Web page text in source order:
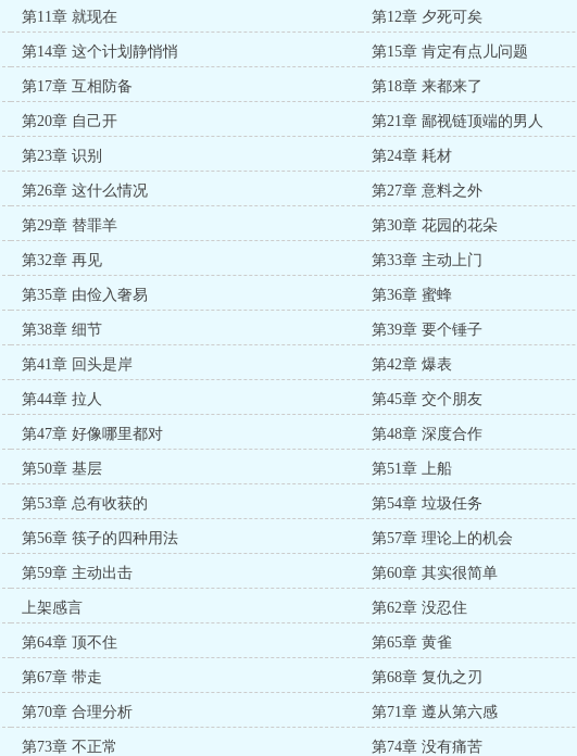
第11章 就现在 第12章 夕死可矣
第14章 这个计划静悄悄 第15章 肯定有点儿问题
第17章 互相防备 第18章 来都来了
第20章 自己开 第21章 鄙视链顶端的男人
第23章 识别 第24章 耗材
第26章 这什么情况 第27章 意料之外
第29章 替罪羊 第30章 花园的花朵
第32章 再见 第33章 主动上门
第35章 由俭入奢易 第36章 蜜蜂
第38章 细节 第39章 要个锤子
第41章 回头是岸 第42章 爆表
第44章 拉人 第45章 交个朋友
第47章 好像哪里都对 第48章 深度合作
第50章 基层 第51章 上船
第53章 总有收获的 第54章 垃圾任务
第56章 筷子的四种用法 第57章 理论上的机会
第59章 主动出击 第60章 其实很简单
上架感言 第62章 没忍住
第64章 顶不住 第65章 黄雀
第67章 带走 第68章 复仇之刃
第70章 合理分析 第71章 遵从第六感
第73章 不正常 第74章 没有痛苦